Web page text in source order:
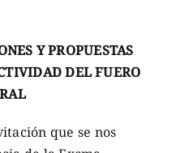
Y PROPUESTAS
DEL FUERO
que se nos